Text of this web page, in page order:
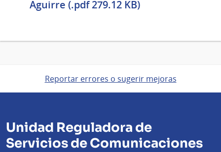
Aguirre (.pdf 279.12 KB)
Reportar errores o sugerir mejoras
Unidad Reguladora de
Servicios de Comunicaciones